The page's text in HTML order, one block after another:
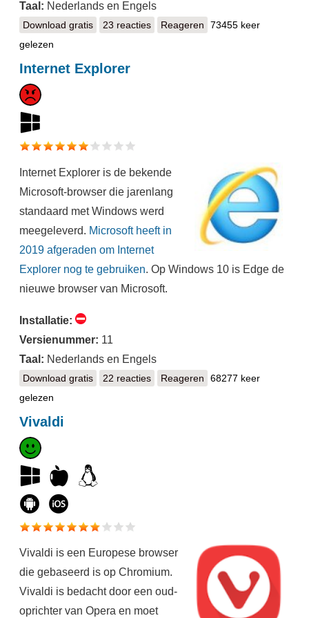
Taal: Nederlands en Engels
Download gratisGoogle Foto's
23 reacties Reageren
73455 keer
gelezen
Internet Explorer
Internet Explorer is de bekende
Microsoft-browser die jarenlang
standaard met Windows werd
meegeleverd. Microsoft heeft in
2019 afgeraden om Internet
Explorer nog te gebruiken. Op Windows 10 is Edge de
nieuwe browser van Microsoft.
Installatie:
Versienummer: 11
Taal: Nederlands en Engels
Download gratisInternet Explorer
22 reacties Reageren
68277 keer
gelezen
Vivaldi
​Vivaldi is een Europese browser
die gebaseerd is op Chromium.
Vivaldi is bedacht door een oud-
oprichter van Opera en moet